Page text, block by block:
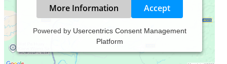
More Information Accept
Powered by Usercentrics Consent Management
Platform
Tierheilpraxis für Pferde und Hunde
Osteopathie